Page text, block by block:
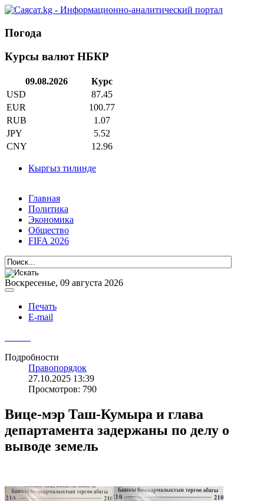
Погода
Курсы валют НБКР
09.08.2026
Курс
USD
87.45
EUR
100.77
RUB
1.07
JPY
5.52
CNY
12.96
Кыргыз тилинде
Главная
Политика
Экономика
Общество
FIFA 2026
Воскресенье, 09 августа 2026
Печать
E-mail
Подробности
Правопорядок
27.10.2025 13:39
Просмотров: 790
Вице-мэр Таш-Кумыра и глава
департамента задержаны по делу о
выводе земель